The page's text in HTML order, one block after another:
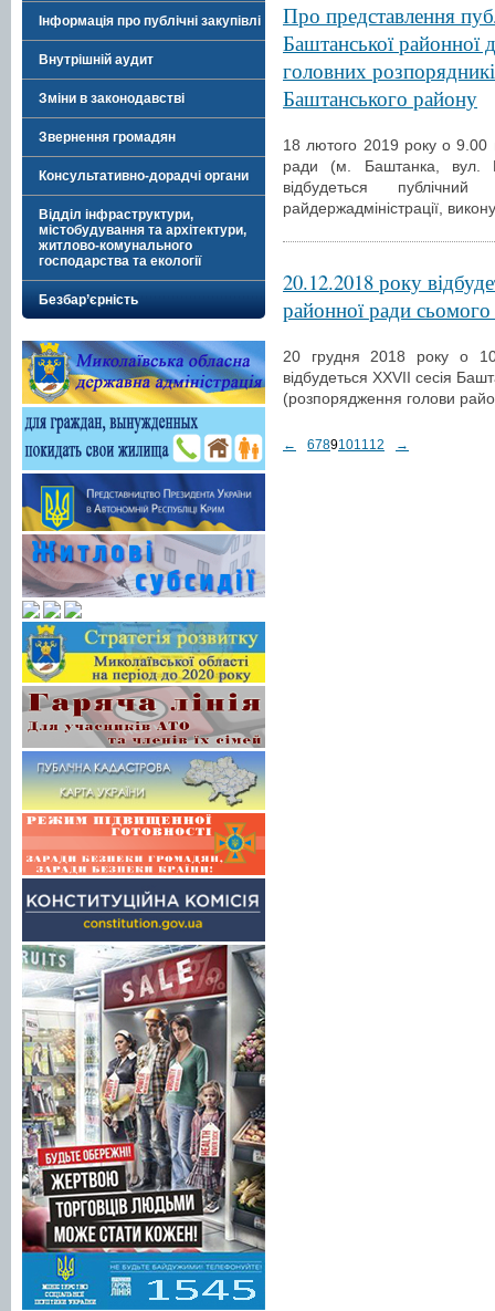
Інформація про публічні закупівлі
Внутрішній аудит
Зміни в законодавстві
Звернення громадян
Консультативно-дорадчі органи
Відділ інфраструктури,
містобудування та архітектури,
житлово-комунального
господарства та екології
Безбар’єрність
Про представлення
Баштанської районної
головних
Баштанського району
18 лютого 2019 року о 9.00
ради (м. Баштанка, вул.
відбудеться
райдержадміністрації,
20.12.2018 року
районної ради
20 грудня 2018 року о 10
відбудеться ХХVІІ сесія
(розпорядження голови
← 6789101112 →